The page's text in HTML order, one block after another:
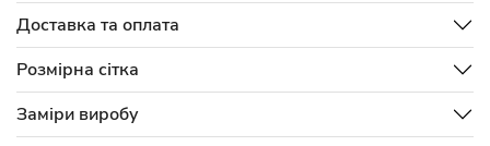
Доставка та оплата
Розмірна сітка
Заміри виробу